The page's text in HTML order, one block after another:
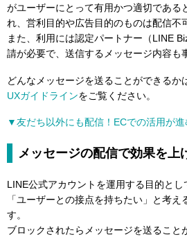
がユーザーにとって有用かつ適切である
れ、営利目的や広告目的のものは配信不
また、利用には認定パートナー（LINE
請が必要で、送信するメッセージ内容も
どんなメッセージを送ることができるか
UXガイドラインをご覧ください。
▼友だち以外にも配信！ECでの活用が
メッセージの配信で効果を上
LINE公式アカウントを運用する目的とし
「ユーザーとの接点を持ちたい」と考え
す。
ブロックされたらメッセージを送ること